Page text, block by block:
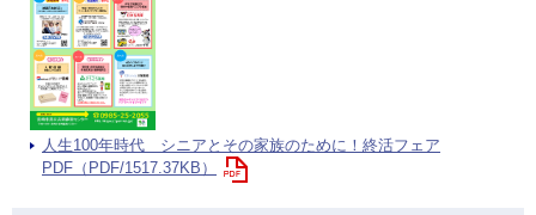
人生100年時代 シニアとその家族のために！終活フェア
PDF（PDF/1517.37KB）